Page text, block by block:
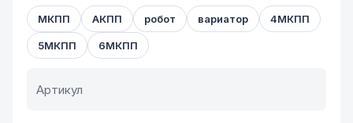
МКПП АКПП робот вариатор 4МКПП
5МКПП 6МКПП